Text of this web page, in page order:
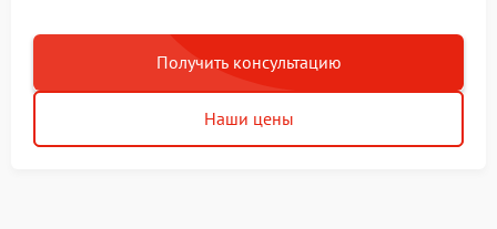
Получить консультацию
Наши цены